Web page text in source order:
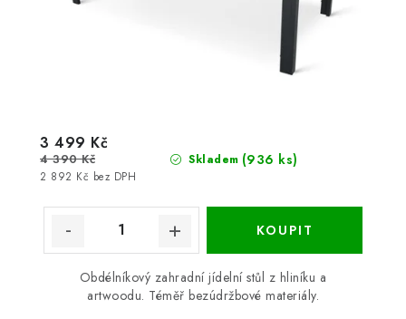
Skladem (936 ks)
2 892 Kč bez DPH
3 499 Kč
4 390 Kč
Obdélníkový zahradní jídelní stůl z hliníku a
artwoodu. Téměř bezúdržbové materiály.